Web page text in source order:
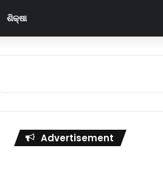
ଶିକ୍ଷା
Advertisement